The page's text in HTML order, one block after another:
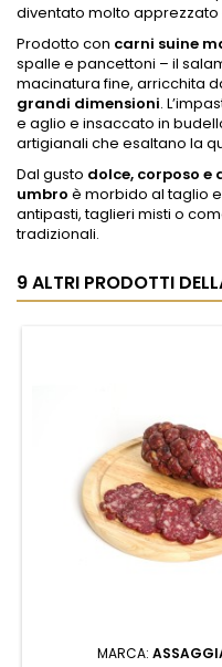
diventato molto apprezzato
Prodotto con carni suine
spalle e pancettoni – il
macinatura fine, arricchita
grandi dimensioni.
e aglio e insaccato in
artigianali che esaltano la
Dal gusto dolce, corposo e
umbro è morbido al taglio
antipasti, taglieri misti o
tradizionali.
9 ALTRI PRODOTTI
MARCA: